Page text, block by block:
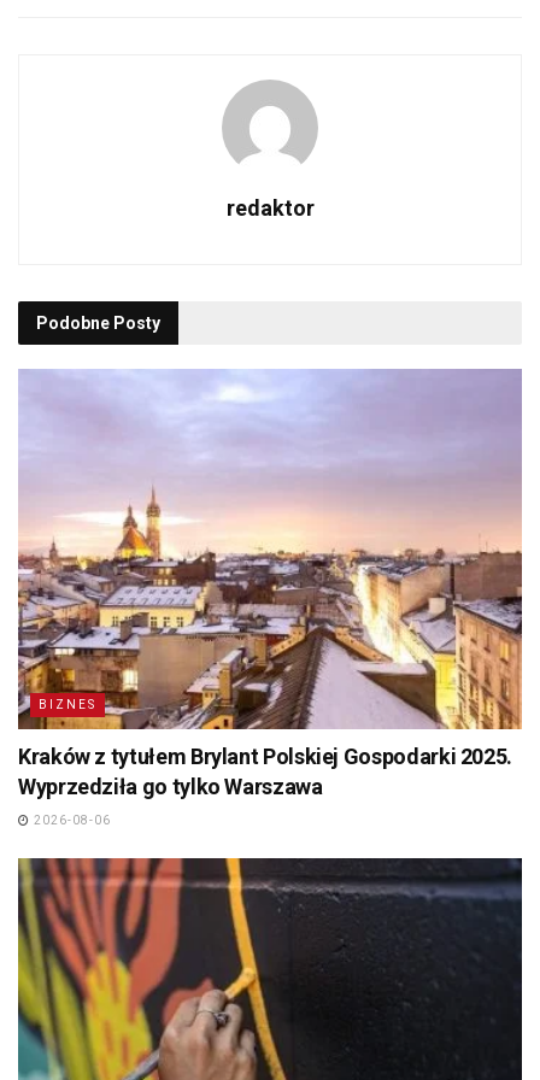
redaktor
Podobne Posty
BIZNES
Kraków z tytułem Brylant Polskiej Gospodarki 2025.
Wyprzedziła go tylko Warszawa
2026-08-06